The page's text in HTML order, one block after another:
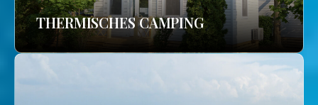
THERMISCHES CAMPING